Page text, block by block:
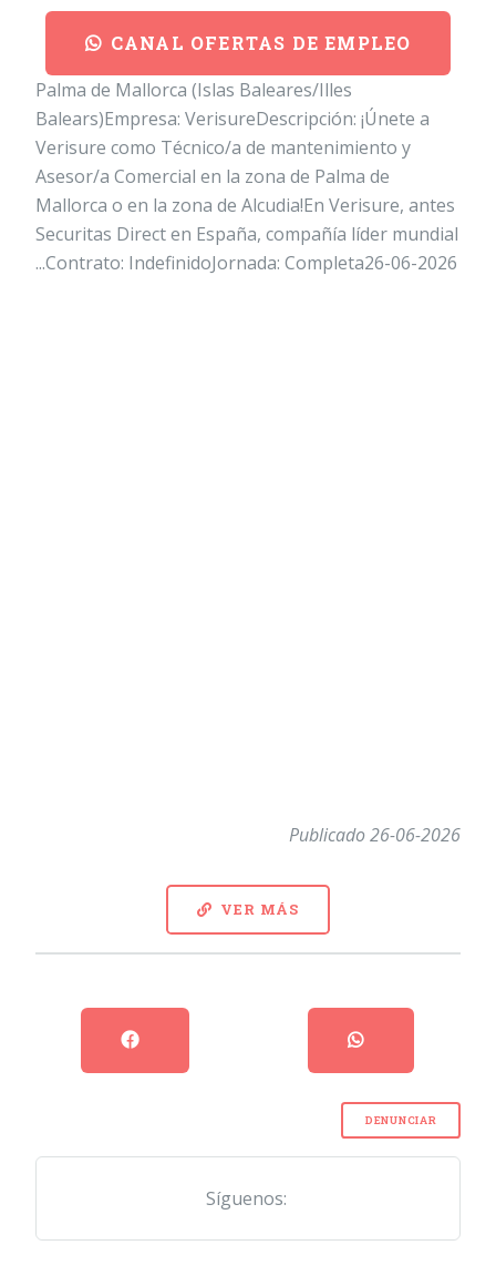
CANAL OFERTAS DE EMPLEO
Palma de Mallorca (Islas Baleares/Illes
Balears)Empresa: VerisureDescripción: ¡Únete a
Verisure como Técnico/a de mantenimiento y
Asesor/a Comercial en la zona de Palma de
Mallorca o en la zona de Alcudia!En Verisure, antes
Securitas Direct en España, compañía líder mundial
...Contrato: IndefinidoJornada: Completa26-06-2026
Publicado 26-06-2026
VER MÁS
DENUNCIAR
Síguenos: